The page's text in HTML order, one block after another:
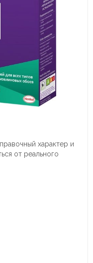
характер и
от реального